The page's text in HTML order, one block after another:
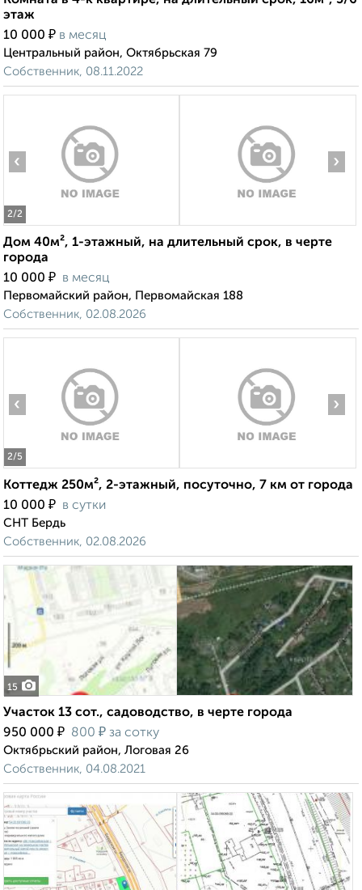
этаж
10 000 ₽ в месяц
Центральный район, Октябрьская 79
Собственник, 08.11.2022
2/2
‹ ›
Дом 40м², 1-этажный, на длительный срок, в черте
города
10 000 ₽ в месяц
Первомайский район, Первомайская 188
Собственник, 02.08.2026
2/5
‹ ›
Коттедж 250м², 2-этажный, посуточно, 7 км от города
10 000 ₽ в сутки
СНТ Бердь
Собственник, 02.08.2026
15
Участок 13 сот., садоводство, в черте города
950 000 ₽ 800 ₽ за сотку
Октябрьский район, Логовая 26
Собственник, 04.08.2021